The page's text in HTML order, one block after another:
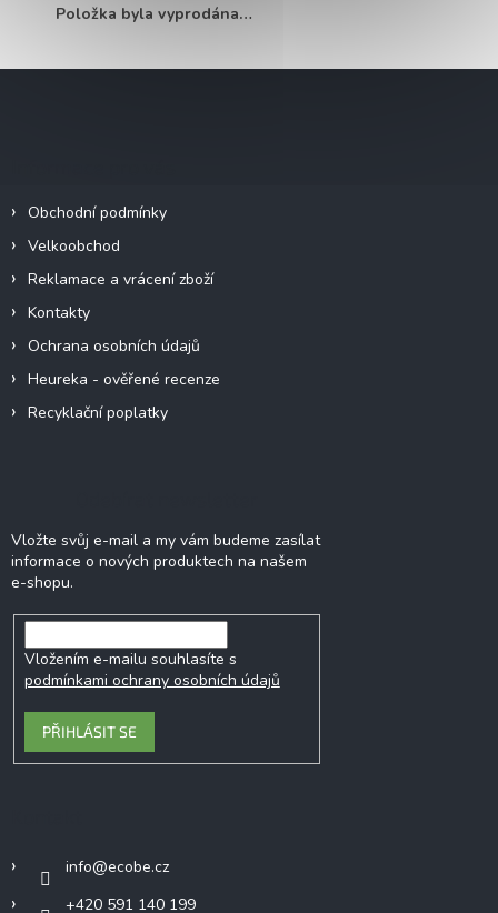
Položka byla vyprodána…
Obchodní podmínky
Velkoobchod
Reklamace a vrácení zboží
Kontakty
Ochrana osobních údajů
Heureka - ověřené recenze
Recyklační poplatky
Vložte svůj e-mail a my vám budeme zasílat
informace o nových produktech na našem
e-shopu.
Vložením e-mailu souhlasíte s
podmínkami ochrany osobních údajů
PŘIHLÁSIT SE
info@ecobe.cz
+420 591 140 199